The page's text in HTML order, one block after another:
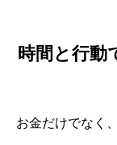
時間と行動
お金だけでなく